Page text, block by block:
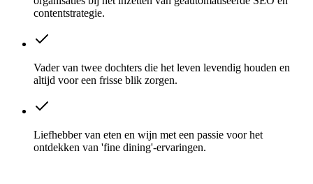
contentstrategie.
Vader van twee dochters die het leven levendig houden en
altijd voor een frisse blik zorgen.
Liefhebber van eten en wijn met een passie voor het
ontdekken van 'fine dining'-ervaringen.